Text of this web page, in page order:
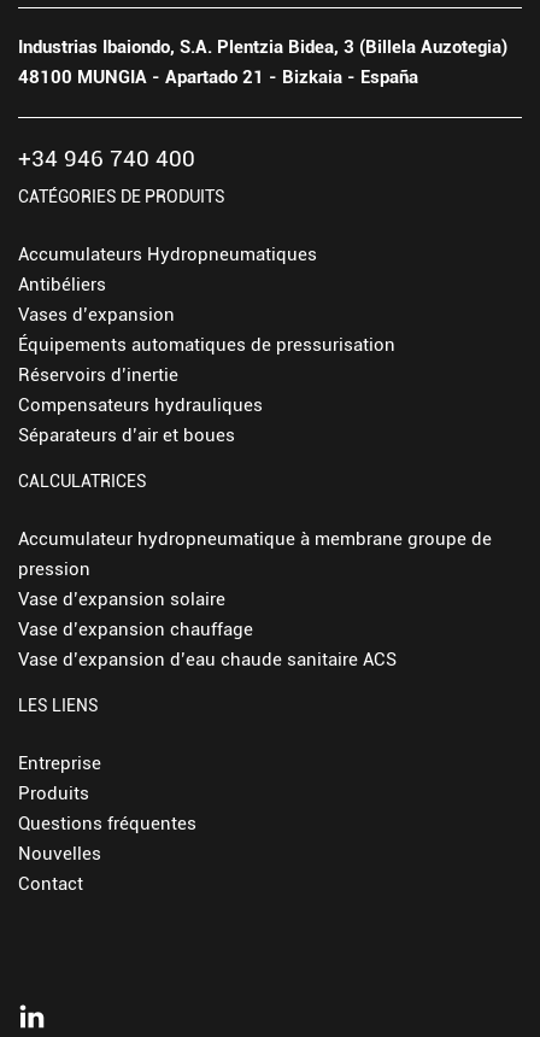
Industrias Ibaiondo, S.A. Plentzia Bidea, 3 (Billela Auzotegia)
48100 MUNGIA - Apartado 21 - Bizkaia - España
+34 946 740 400
CATÉGORIES DE PRODUITS
Accumulateurs Hydropneumatiques
Antibéliers
Vases d’expansion
Équipements automatiques de pressurisation
Réservoirs d’inertie
Compensateurs hydrauliques
Séparateurs d’air et boues
CALCULATRICES
Accumulateur hydropneumatique à membrane groupe de
pression
Vase d’expansion solaire
Vase d’expansion chauffage
Vase d’expansion d’eau chaude sanitaire ACS
LES LIENS
Entreprise
Produits
Questions fréquentes
Nouvelles
Contact